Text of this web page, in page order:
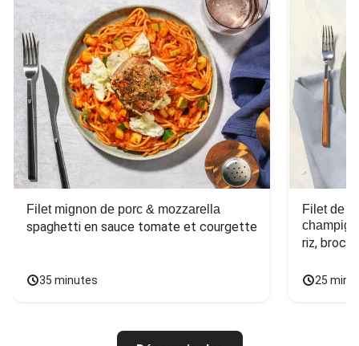
Filet mignon de porc & mozzarella
spaghetti en sauce tomate et courgette
35 minutes
Filet de
riz,
25